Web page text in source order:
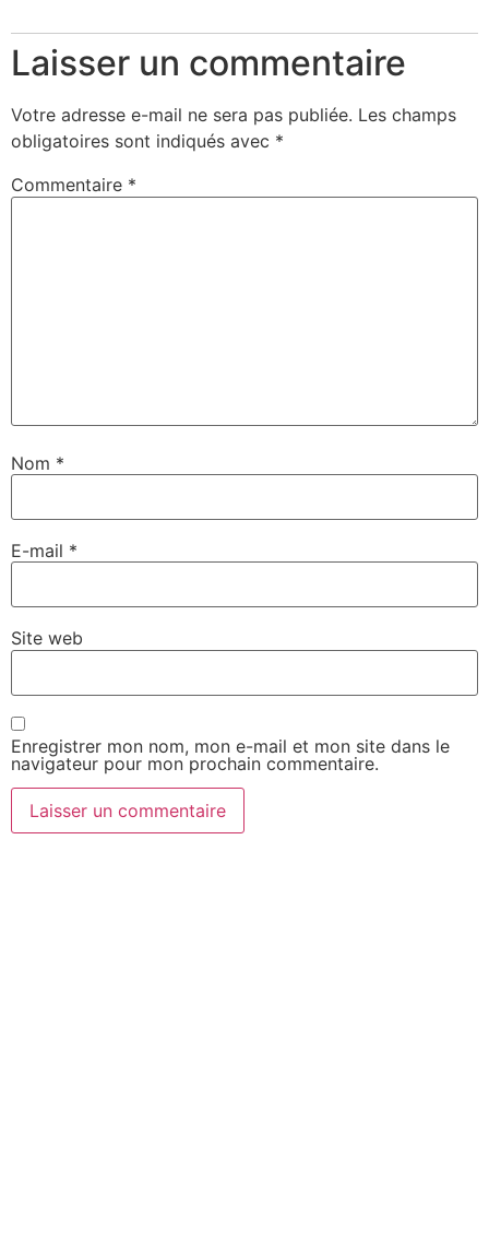
Laisser un commentaire
Votre adresse e-mail ne sera pas publiée. Les champs
obligatoires sont indiqués avec *
Commentaire *
Nom *
E-mail *
Site web
Enregistrer mon nom, mon e-mail et mon site dans le
navigateur pour mon prochain commentaire.